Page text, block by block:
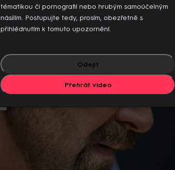
tématikou či pornografií nebo hrubým samoúčelným
násilím. Postupujte tedy, prosím, obezřetně s
přihlédnutím k tomuto upozornění.
Odejít
Přehrát video